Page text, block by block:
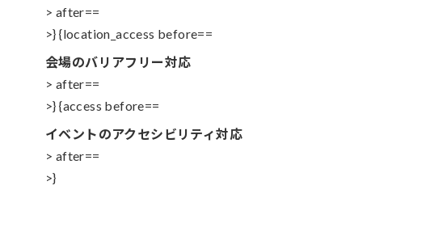
> after==
>} {location_access before==
会場のバリアフリー対応
> after==
>} {access before==
イベントのアクセシビリティ対応
> after==
>}